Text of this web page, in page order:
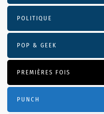
POLITIQUE
POP & GEEK
PREMIÈRES FOIS
PUNCH